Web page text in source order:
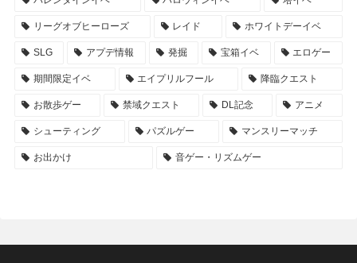
リーグオブヒーローズ レイド ホワイトデーイベ
SLG アプデ情報 発掘 宝箱イベ エロゲー
期間限定イベ エイプリルフール 降臨クエスト
お散歩ゲー 禁域クエスト DL記念 アニメ
シューティング パズルゲー マンスリーマッチ
お出かけ 音ゲー・リズムゲー